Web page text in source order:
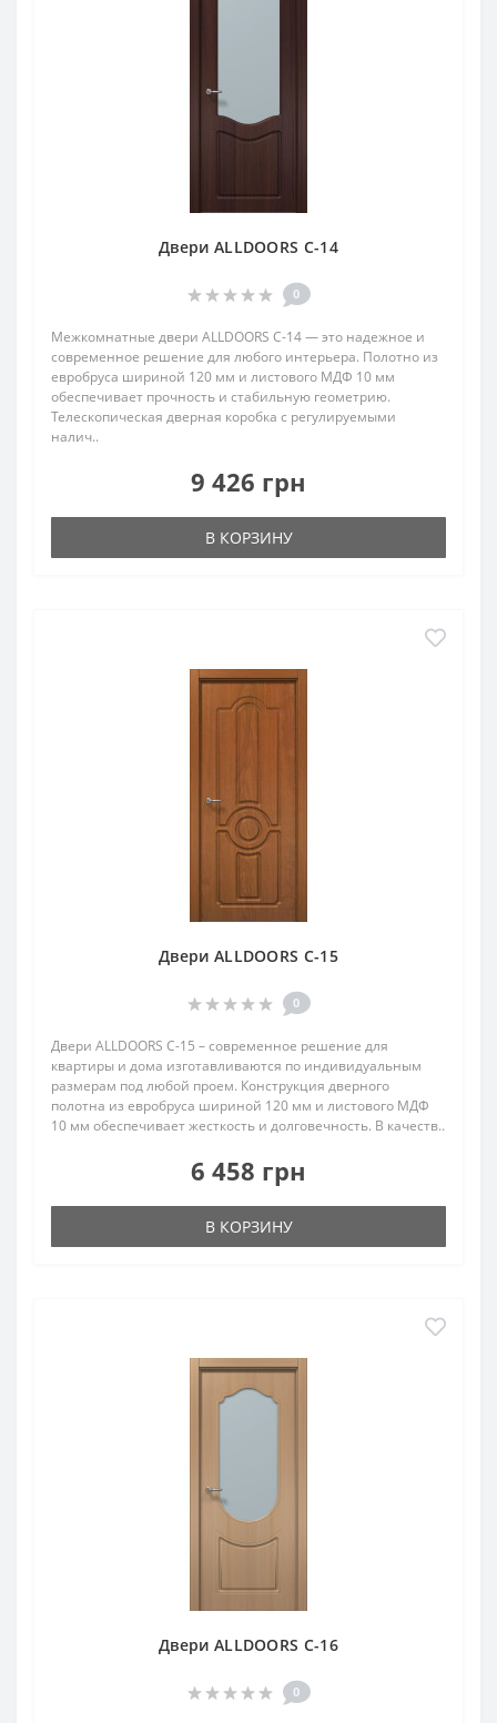
Двери ALLDOORS C-14
0
Межкомнатные двери ALLDOORS C-14 — это надежное и
современное решение для любого интерьера. Полотно из
евробруса шириной 120 мм и листового МДФ 10 мм
обеспечивает прочность и стабильную геометрию.
Телескопическая дверная коробка с регулируемыми
налич..
9 426 грн
В КОРЗИНУ
Двери ALLDOORS C-15
0
Двери ALLDOORS C-15 – современное решение для
квартиры и дома изготавливаются по индивидуальным
размерам под любой проем. Конструкция дверного
полотна из евробруса шириной 120 мм и листового МДФ
10 мм обеспечивает жесткость и долговечность. В качеств..
6 458 грн
В КОРЗИНУ
Двери ALLDOORS C-16
0